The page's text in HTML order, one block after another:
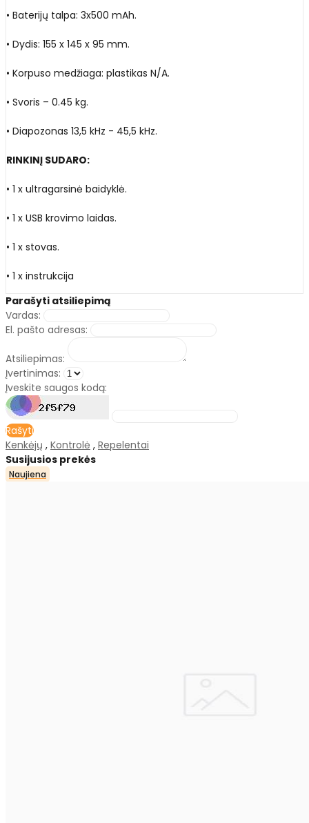
• Baterijų talpa: 3x500 mAh.
• Dydis: 155 x 145 x 95 mm.
• Korpuso medžiaga: plastikas N/A.
• Svoris – 0.45 kg.
• Diapozonas 13,5 kHz - 45,5 kHz.
RINKINĮ SUDARO:
• 1 x ultragarsinė baidyklė.
• 1 x USB krovimo laidas.
• 1 x stovas.
• 1 x instrukcija
Parašyti atsiliepimą
Vardas:
El. pašto adresas:
Atsiliepimas:
Įvertinimas:
Įveskite saugos kodą:
Rašyti
Kenkėjų , Kontrolė , Repelentai
Susijusios prekės
Naujiena